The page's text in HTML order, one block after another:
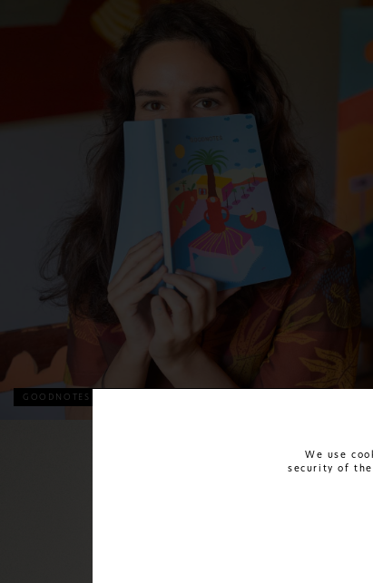
We use
security of
GOODNOTES - Frogs to Princes x Cristina Koutsolioutsou